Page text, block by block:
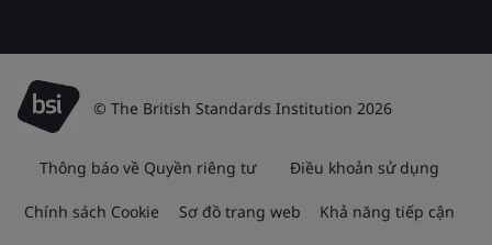
© The British Standards Institution 2026
Thông báo về Quyền riêng tư Điều khoản sử dụng
Chính sách Cookie Sơ đồ trang web Khả năng tiếp cận